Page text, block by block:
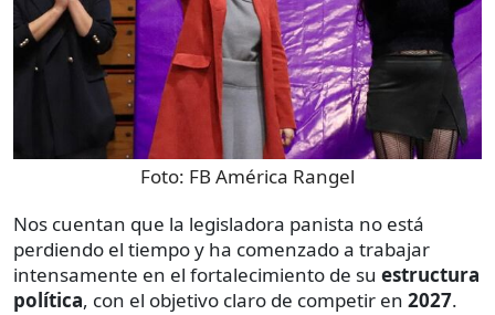
Foto: FB América Rangel
Nos cuentan que la legisladora panista no está
perdiendo el tiempo y ha comenzado a trabajar
intensamente en el fortalecimiento de su estructura
política, con el objetivo claro de competir en 2027.